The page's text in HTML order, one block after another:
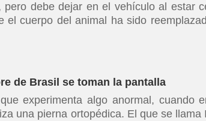
debe dejar en el vehículo al estar
el cuerpo del animal ha sido
de Brasil se toman la pantalla
experimenta algo anormal, cuando
una pierna ortopédica. El que se